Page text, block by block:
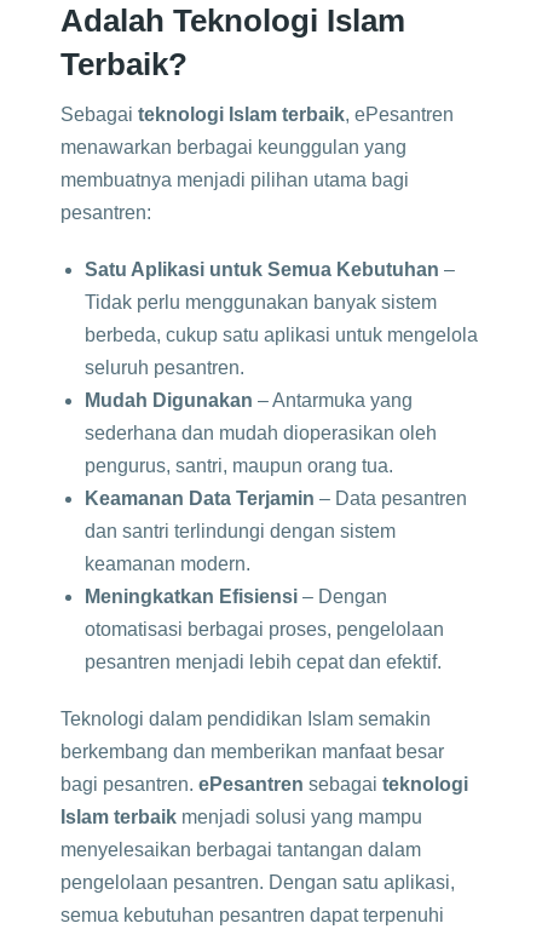
Adalah Teknologi Islam
Terbaik?
Sebagai teknologi Islam terbaik, ePesantren
menawarkan berbagai keunggulan yang
membuatnya menjadi pilihan utama bagi
pesantren:
Satu Aplikasi untuk Semua Kebutuhan –
Tidak perlu menggunakan banyak sistem
berbeda, cukup satu aplikasi untuk mengelola
seluruh pesantren.
Mudah Digunakan – Antarmuka yang
sederhana dan mudah dioperasikan oleh
pengurus, santri, maupun orang tua.
Keamanan Data Terjamin – Data pesantren
dan santri terlindungi dengan sistem
keamanan modern.
Meningkatkan Efisiensi – Dengan
otomatisasi berbagai proses, pengelolaan
pesantren menjadi lebih cepat dan efektif.
Teknologi dalam pendidikan Islam semakin
berkembang dan memberikan manfaat besar
bagi pesantren. ePesantren sebagai teknologi
Islam terbaik menjadi solusi yang mampu
menyelesaikan berbagai tantangan dalam
pengelolaan pesantren. Dengan satu aplikasi,
semua kebutuhan pesantren dapat terpenuhi